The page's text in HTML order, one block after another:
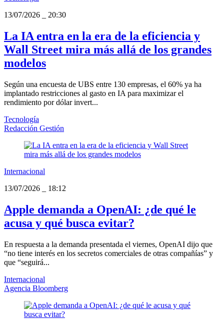
13/07/2026
20:30
La IA entra en la era de la eficiencia y
Wall Street mira más allá de los grandes
modelos
Según una encuesta de UBS entre 130 empresas, el 60% ya ha
implantado restricciones al gasto en IA para maximizar el
rendimiento por dólar invert...
Tecnología
Redacción Gestión
Internacional
13/07/2026
18:12
Apple demanda a OpenAI: ¿de qué le
acusa y qué busca evitar?
En respuesta a la demanda presentada el viernes, OpenAI dijo que
“no tiene interés en los secretos comerciales de otras compañías” y
que “seguirá...
Internacional
Agencia Bloomberg